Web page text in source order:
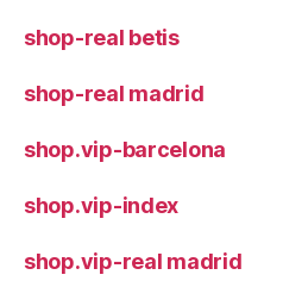
shop-real betis
shop-real madrid
shop.vip-barcelona
shop.vip-index
shop.vip-real madrid